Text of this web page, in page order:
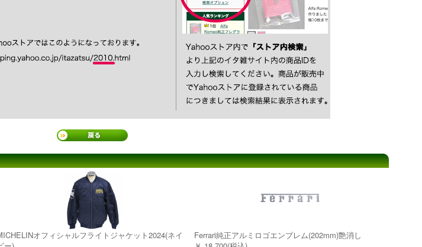
オフィシャルフライトジャケット2024(ネイ
Ferrari純正アルミロゴエンブレム(202mm)艶消し